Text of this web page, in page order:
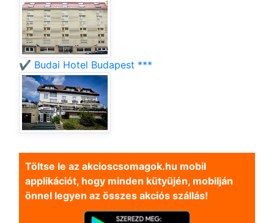
✔️ Budai Hotel Budapest ***
Töltse le az akcioscsomagok.hu mobil
applikációt, hogy minden kütyüjén, mobilján
önnel legyen az összes akciós szállás!